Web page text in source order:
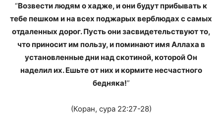
“Возвести людям о хадже, и они будут прибывать к
тебе пешком и на всех поджарых верблюдах с самых
отдаленных дорог. Пусть они засвидетельствуют то,
что приносит им пользу, и поминают имя Аллаха в
установленные дни над скотиной, которой Он
наделил их. Ешьте от них и кормите несчастного
бедняка!”
(Коран, сура 22:27-28)